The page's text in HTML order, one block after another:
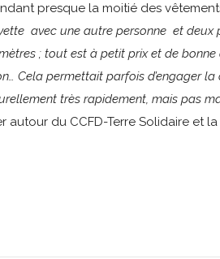
presque la moitié des
avec une autre personne et deux
; tout est à petit prix et de
Cela permettait parfois d’engager
très rapidement, mais pas
autour du CCFD-Terre Solidaire et